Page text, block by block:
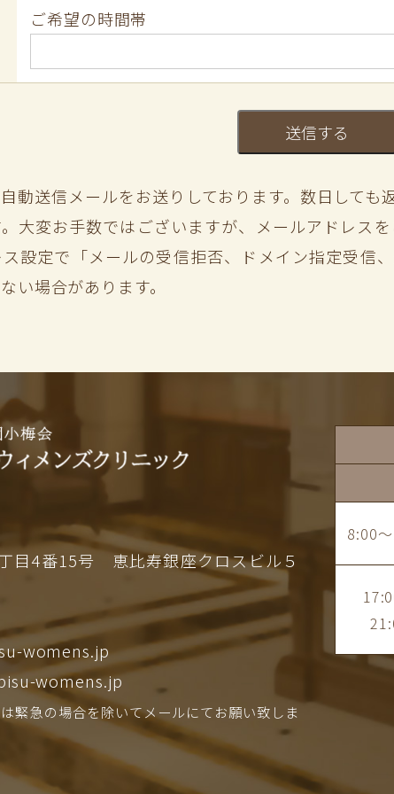
ご希望の時間帯
動送信メールをお送りしております。数日して
大変お手数ではございますが、メールアドレス
設定で「メールの受信拒否、ドメイン指定受信
い場合があります。
目4番15号 恵比寿銀座クロスビル５
womens.jp
womens.jp
緊急の場合を除いてメールにてお願い致しま
8:00～